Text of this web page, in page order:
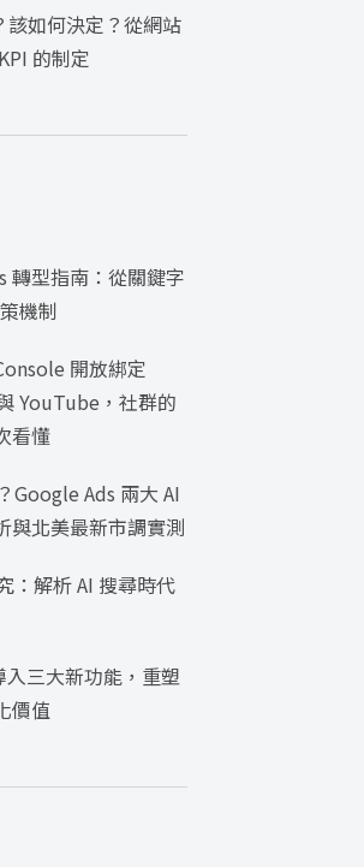
該如何決定？從網站
的制定
轉型指南：從關鍵字
機制
開放綁定
YouTube，社群的
看懂
Google Ads 兩大 AI
與北美最新市調實測
：解析 AI 搜尋時代
三大新功能，重塑
價值